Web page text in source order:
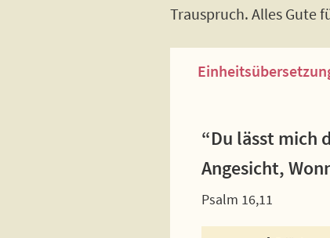
Trauspruch. Alles Gute
“Du lässt mich
Angesicht,
Psalm 16,11